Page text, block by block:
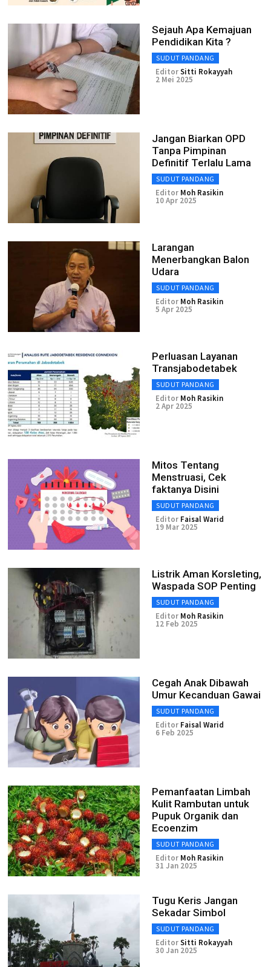
Sejauh Apa Kemajuan
Pendidikan Kita ?
SUDUT PANDANG
EditorSitti Rokayyah
2 Mei 2025
Jangan Biarkan OPD
Tanpa Pimpinan
Definitif Terlalu Lama
SUDUT PANDANG
Editor Moh Rasikin
10 Apr 2025
Larangan
Menerbangkan Balon
Udara
SUDUT PANDANG
Editor Moh Rasikin
5 Apr 2025
Perluasan Layanan
Transjabodetabek
SUDUT PANDANG
Editor Moh Rasikin
2 Apr 2025
Mitos Tentang
Menstruasi, Cek
faktanya Disini
SUDUT PANDANG
Editor Faisal Warid
19 Mar 2025
Listrik Aman Korsleting,
Waspada SOP Penting
SUDUT PANDANG
Editor Moh Rasikin
12 Feb 2025
Cegah Anak Dibawah
Umur Kecanduan Gawai
SUDUT PANDANG
Editor Faisal Warid
6 Feb 2025
Pemanfaatan Limbah
Kulit Rambutan untuk
Pupuk Organik dan
Ecoenzim
SUDUT PANDANG
Editor Moh Rasikin
31 Jan 2025
Tugu Keris Jangan
Sekadar Simbol
SUDUT PANDANG
EditorSitti Rokayyah
30 Jan 2025